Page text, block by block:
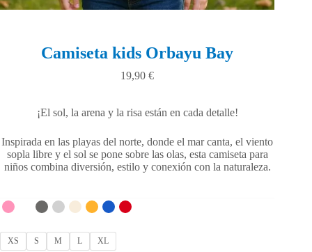
Camiseta kids Orbayu Bay
19,90€
¡El sol, la arena y la risa están en cada detalle!
Inspirada en las playas del norte, donde el mar canta, el viento
sopla libre y el sol se pone sobre las olas, esta camiseta para
niños combina diversión, estilo y conexión con la naturaleza.
XS S M L XL